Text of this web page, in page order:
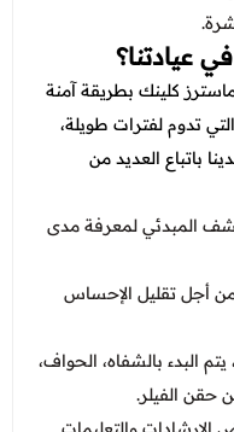
عيادتنا؟
كلينك بطريقة آمنة
تدوم لفترات طويلة،
باتباع العديد من
المبدئي لمعرفة مدى
أجل تقليل الإحساس
البدء بالشفاه، الحواف،
حقن الفيلر.